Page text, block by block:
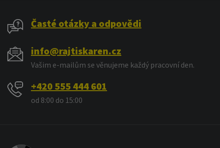
Časté otázky a odpovědi
info@rajtiskaren.cz
Vašim e-mailům se věnujeme každý pracovní den.
+420 555 444 601
od 8:00 do 15:00